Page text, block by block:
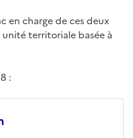
en charge de ces deux
territoriale basée à
: